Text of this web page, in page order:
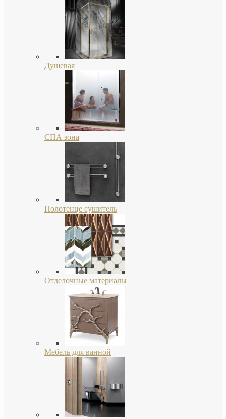
Душевая
СПА зона
Полотенце сушитель
Отделочные материалы
Мебель для ванной